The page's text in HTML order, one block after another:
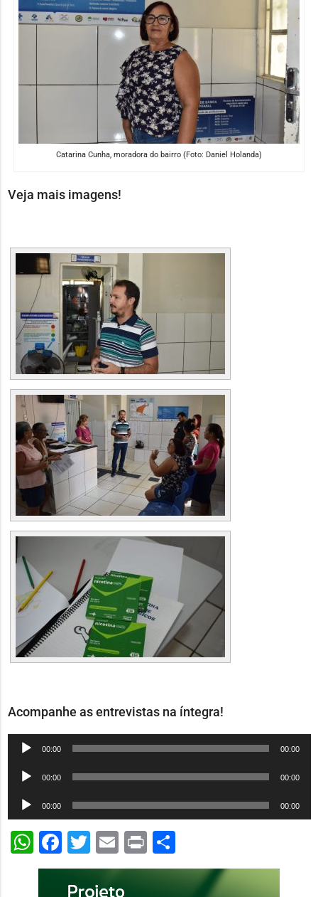
Catarina Cunha, moradora do bairro (Foto: Daniel Holanda)
Veja mais imagens!
Acompanhe as entrevistas na íntegra!
Tocador
áudio
00:00 00:00
Tocador
áudio
00:00 00:00
Tocador
de
áudio
00:00 00:00
WhatsApp
Facebook
Twitter
Email
PrintShare